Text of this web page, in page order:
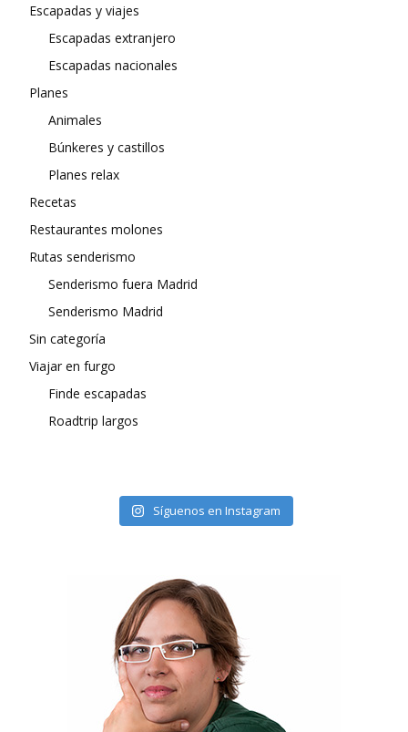
Escapadas y viajes
Escapadas extranjero
Escapadas nacionales
Planes
Animales
Búnkeres y castillos
Planes relax
Recetas
Restaurantes molones
Rutas senderismo
Senderismo fuera Madrid
Senderismo Madrid
Sin categoría
Viajar en furgo
Finde escapadas
Roadtrip largos
Síguenos en Instagram